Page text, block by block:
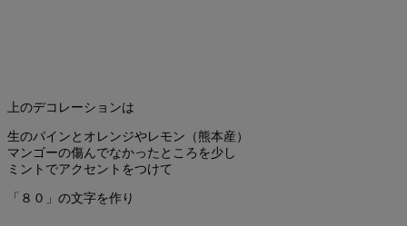
上のデコレーションは
生のパインとオレンジやレモン（熊本産）
マンゴーの傷んでなかったところを少し
ミントでアクセントをつけて
「８０」の文字を作り